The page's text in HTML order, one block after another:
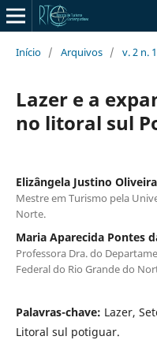
Início / Arquivos / v. 2 n.
Lazer e a
no litoral sul
Elizângela Justino Oliveira
Mestre em Turismo pela
Norte.
Maria Aparecida Pontes
Professora Dra. do
Federal do Rio Grande do
Palavras-chave: Lazer,
Litoral sul potiguar.